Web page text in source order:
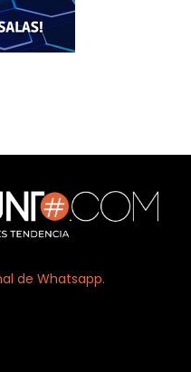
de Whatsapp.